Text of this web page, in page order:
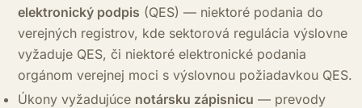
elektronický podpis (QES) — niektoré podania do
verejných registrov, kde sektorová regulácia výslovne
vyžaduje QES, či niektoré elektronické podania
orgánom verejnej moci s výslovnou požiadavkou QES.
Úkony vyžadujúce notársku zápisnicu — prevody